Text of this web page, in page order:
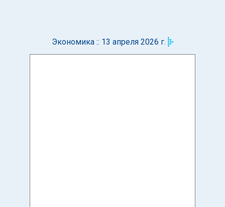
Экономика :: 13 апреля 2026 г.